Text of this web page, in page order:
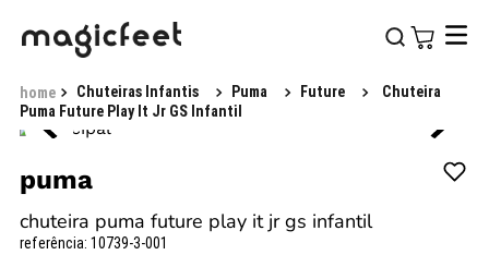
Chuteiras Infantis Puma Future
Chuteira
Puma Future Play It Jr GS Infantil
puma
chuteira puma future play it jr gs infantil
referência: 10739-3-001